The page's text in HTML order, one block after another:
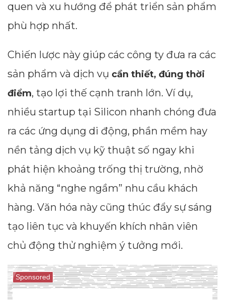
quen và xu hướng để phát triển sản phẩm
phù hợp nhất.
Chiến lược này giúp các công ty đưa ra các
sản phẩm và dịch vụ cần thiết, đúng thời
điểm, tạo lợi thế cạnh tranh lớn. Ví dụ,
nhiều startup tại Silicon nhanh chóng đưa
ra các ứng dụng di động, phần mềm hay
nền tảng dịch vụ kỹ thuật số ngay khi
phát hiện khoảng trống thị trường, nhờ
khả năng “nghe ngầm” nhu cầu khách
hàng. Văn hóa này cũng thúc đẩy sự sáng
tạo liên tục và khuyến khích nhân viên
chủ động thử nghiệm ý tưởng mới.
Sponsored